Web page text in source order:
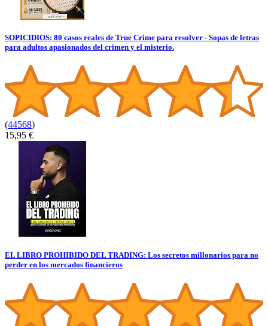
SOPICIDIOS: 80 casos reales de True Crime para resolver - Sopas de letras
para adultos apasionados del crimen y el misterio.
(44568)
15,95 €
EL LIBRO PROHIBIDO DEL TRADING: Los secretos millonarios para no
perder en los mercados financieros